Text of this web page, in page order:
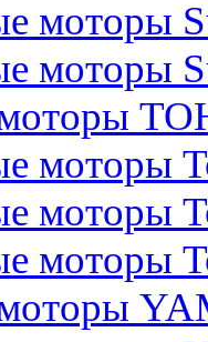
моторы
моторы
моторы
моторы
моторы